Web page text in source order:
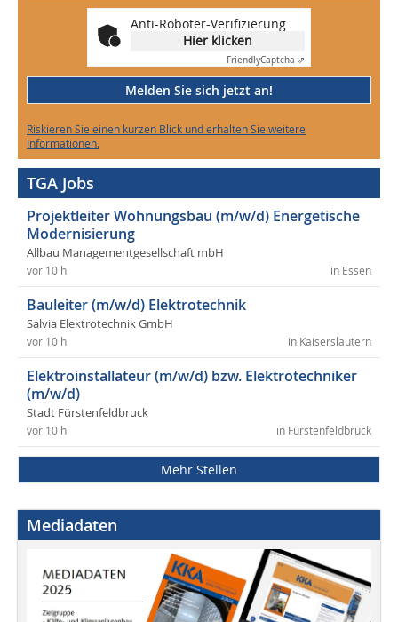
Anti-Roboter-Verifizierung
Hier klicken
FriendlyCaptcha ⇗
Melden Sie sich jetzt an!
Riskieren Sie einen kurzen Blick und erhalten Sie weitere
Informationen.
TGA Jobs
Projektleiter Wohnungsbau (m/w/d) Energetische
Modernisierung
Allbau Managementgesellschaft mbH
in Essen
vor 10 h
Bauleiter (m/w/d) Elektrotechnik
Salvia Elektrotechnik GmbH
in Kaiserslautern
vor 10 h
Elektroinstallateur (m/w/d) bzw. Elektrotechniker
(m/w/d)
Stadt Fürstenfeldbruck
in Fürstenfeldbruck
vor 10 h
Mehr Stellen
Mediadaten